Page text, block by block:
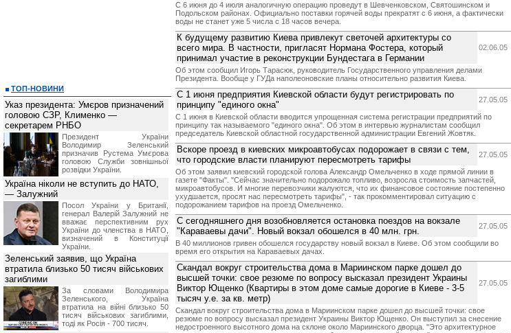
С 6 июня до 4 июля аналогичную операцию проведут в Шевченковском, Святошинском и
Подольском районах. Официально поставки горячей воды прекратят с 6 июня, а фактически
воды не станет уже 5 числа с 18 часов вечера.
К будущему развитию Киева привлекут светочей архитектуры со
всего мира. В частности, пригласят Нормана Фостера, который
принимал участие в реконструкции Бундестага в Германии
02.06.05
Об этом сообщил Игорь Тарасюк, руководитель Государственного управления делами
Президента. Вообще у ГУДа наполеоновские планы относительно развития Киева.
С 1 июня предприятия Киевской области будут регистрировать по
принципу "единого окна"
27.05.05
С 1 июня в Киевской области вводится упрощенная система регистрации предприятий по
принципу так называемого "единого окна". Об этом в интервью журналистам сообщил
председатель Киевской областной государственной администрации Евгений Жовтяк.
Вскоре проезд в киевских микроавтобусах подорожает в связи с тем,
что городские власти планируют пересмотреть тарифы
27.05.05
Об этом заявил киевский городской голова Александр Омельченко в ходе прямой линии в
газете "Факты". "Сейчас значительно подорожало топливо, возросла стоимость запчастей,
микроавтобусов. И многие перевозчики жалуются, что их финансовое состояние постепенно
ухудшается, просят нас пересмотреть тарифы", - так прокомментировал ситуацию с
подорожанием тарифов на проезд Омельченко.
С сегодняшнего дня возобновляется остановка поездов на вокзале
"Караваевы дачи". Новый вокзал обошелся в 40 млн. грн.
27.05.05
В 40 миллионов гривен обошелся государству новый вокзал в Киеве. Об этом сообщили во
время его открытия на Караваевых дачах.
Скандал вокруг строительства дома в Мариинском парке дошел до
высшей точки: свое резюме по вопросу высказал президент Украины
Виктор Ющенко (Квартиры в этом доме самые дорогие в Киеве - 3-5
тысяч у.е. за кв. метр)
27.05.05
Скандал вокруг строительства дома в Мариинском парке дошел до высшей точки: свое
резюме по вопросу высказал президент Украины Виктор Ющенко. Он выступил за снесение
недостроенного высотного дома на склоне около Мариинского дворца. "Это архитектурное
ТОП-НОВИНИ
Указ президента: Умєров призначений
головою СЗР, Клименко —
секретарем РНБО
Президент України
Володимир Зеленський
призначив Pустема Умєрова
головою Служби зовнішньої
розвідки України.
Україна ніколи не вступить до НАТО,
— Залужний
Посол України у Британії,
генерал Валерій Залужний не
вважає перспективним рух
України до членства в НАТО,
визначений в Конституції
України.
Зеленський заявив, що Україна
втратила близько 50 тисяч військових
загиблими
За словами Володимира
Зеленського, Україна
втратила на війні близько 50
тисяч військових загиблими,
тоді як Росія - 700 тисяч.